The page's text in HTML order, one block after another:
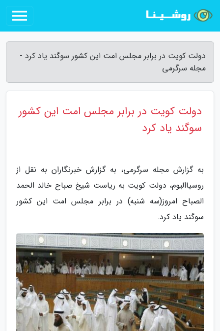
دولت کویت در برابر مجلس امت این کشور سوگند یاد کرد -
مجله سرگرمی
دولت کویت در برابر مجلس امت این کشور
سوگند یاد کرد
به گزارش مجله سرگرمی، به گزارش خبرنگاران به نقل از
روسیاالیوم، دولت کویت به ریاست شیخ صباح خالد الحمد
الصباح امروز(سه شنبه) در برابر مجلس امت این کشور
سوگند یاد کرد.